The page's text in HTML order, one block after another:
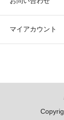
マイアカウント